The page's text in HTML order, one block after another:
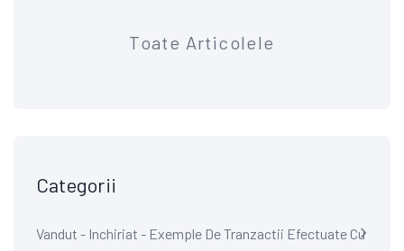
Toate Articolele
Categorii
Vandut - Inchiriat - Exemple De Tranzactii Efectuate Cu